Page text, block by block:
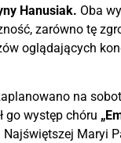
Hanusiak. Oba
zarówno tę
oglądających
na
go występ chóru
Maryi